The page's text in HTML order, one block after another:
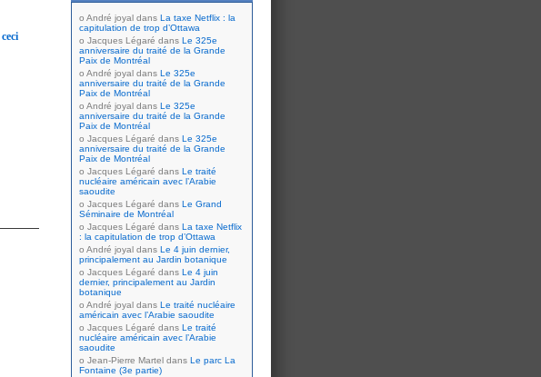
ceci
André joyal dans La taxe Netflix : la
capitulation de trop d’Ottawa
Jacques Légaré dans Le 325e
anniversaire du traité de la Grande
Paix de Montréal
André joyal dans Le 325e
anniversaire du traité de la Grande
Paix de Montréal
André joyal dans Le 325e
anniversaire du traité de la Grande
Paix de Montréal
Jacques Légaré dans Le 325e
anniversaire du traité de la Grande
Paix de Montréal
Jacques Légaré dans Le traité
nucléaire américain avec l’Arabie
saoudite
Jacques Légaré dans Le Grand
Séminaire de Montréal
Jacques Légaré dans La taxe Netflix
: la capitulation de trop d’Ottawa
André joyal dans Le 4 juin dernier,
principalement au Jardin botanique
Jacques Légaré dans Le 4 juin
dernier, principalement au Jardin
botanique
André joyal dans Le traité nucléaire
américain avec l’Arabie saoudite
Jacques Légaré dans Le traité
nucléaire américain avec l’Arabie
saoudite
Jean-Pierre Martel dans Le parc La
Fontaine (3e partie)